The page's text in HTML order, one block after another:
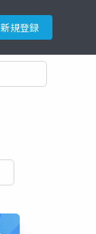
新規登録